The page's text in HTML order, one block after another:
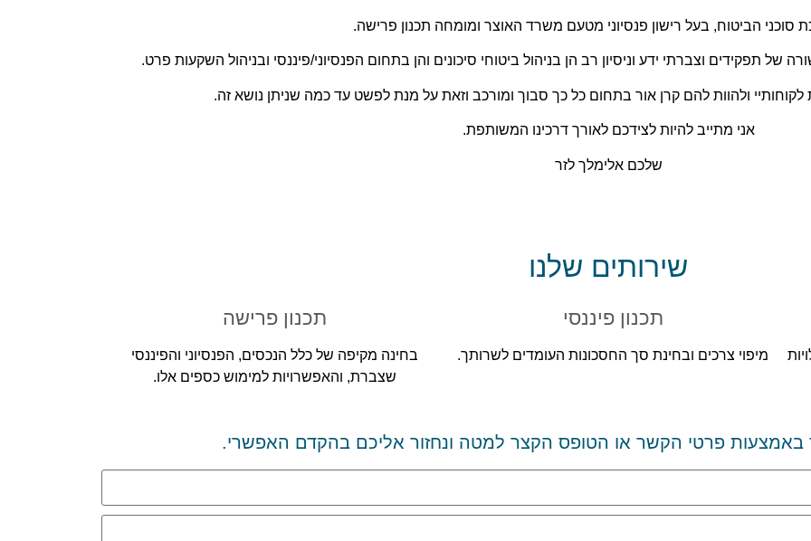
סוכני הביטוח, בעל רישון פנסיוני מטעם משרד האוצר ומומחה תכנון פרישה.
תפקידים וצברתי ידע וניסיון רב הן בניהול ביטוחי סיכונים והן בתחום הפנסיוני/פיננסי ובניהול השקעות פרט.
ולהוות להם קרן אור בתחום כל כך סבוך ומורכב וזאת על מנת לפשט עד כמה שניתן נושא זה.
אני מתייב להיות לצידכם לאורך דרכינו המשותפת.
שלכם אלימלך לזר
שירותים שלנו
תכנון פיננסי
מיפוי צרכים ובחינת סך החסכונות העומדים לשרותך.
תכנון פרישה
בחינה מקיפה של כלל הנכסים, הפנסיוני והפיננסי
שצברת, והאפשרויות למימוש כספים אלו.
באמצעות פרטי הקשר או הטופס הקצר למטה ונחזור אליכם בהקדם האפשרי.